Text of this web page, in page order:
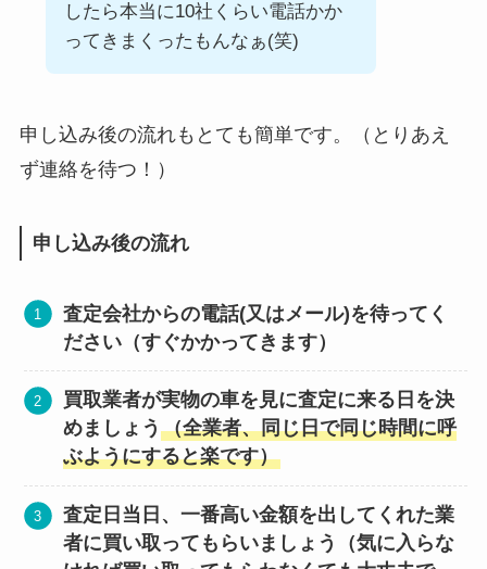
したら本当に10社くらい電話かか
ってきまくったもんなぁ(笑)
申し込み後の流れもとても簡単です。（とりあえ
ず連絡を待つ！）
申し込み後の流れ
査定会社からの電話(又はメール)を待ってく
ださい（すぐかかってきます）
買取業者が実物の車を見に査定に来る日を決
めましょう（全業者、同じ日で同じ時間に呼
ぶようにすると楽です）
査定日当日、一番高い金額を出してくれた業
者に買い取ってもらいましょう（気に入らな